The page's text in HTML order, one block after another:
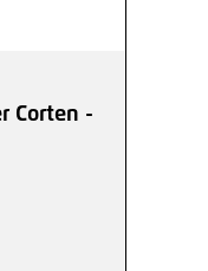
Corten -